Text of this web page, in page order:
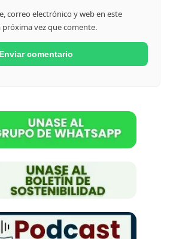
correo electrónico y web en este
vez que comente.